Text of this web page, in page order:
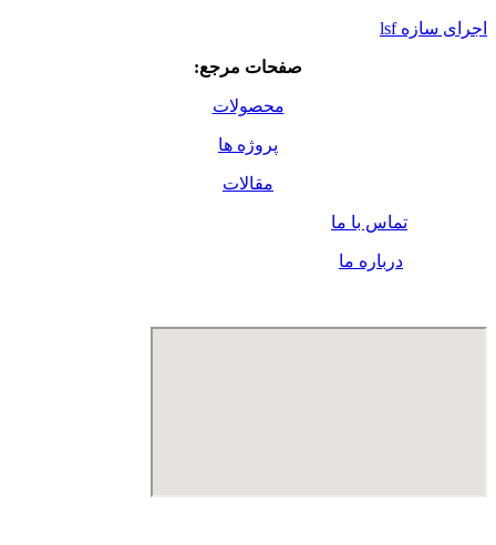
اجرای سازه lsf
صفحات مرجع:
محصولات
پروژه ها
مقالات
تماس با ما
درباره ما